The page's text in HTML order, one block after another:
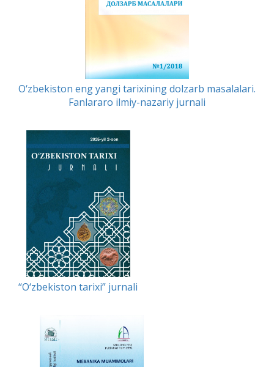
O‘zbekiston eng yangi tarixining dolzarb masalalari.
Fanlararo ilmiy-nazariy jurnali
“O‘zbekiston tarixi” jurnali